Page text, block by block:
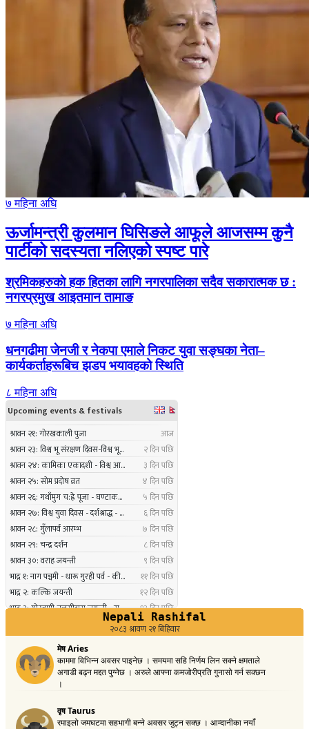
७ महिना अघि
ऊर्जामन्त्री कुलमान घिसिङले आफूले आजसम्म कुनै
पार्टीको सदस्यता नलिएको स्पष्ट पारे
श्रमिकहरुकाे हक हितका लागि नगरपालिका सदैव सकारात्मक छ :
नगरप्रमुख आइतमान तामाङ
७ महिना अघि
धनगढीमा जेनजी र नेकपा एमाले निकट युवा सङ्घका नेता–
कार्यकर्ताहरूबिच झडप भयावहको स्थिति
८ महिना अघि